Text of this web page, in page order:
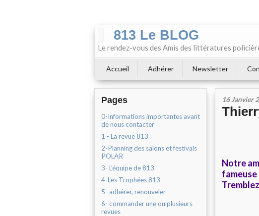
813 Le BLOG
Le rendez-vous des Amis des littératures
Accueil Adhérer Newsletter
Pages
0-Informations importantes avant
de nous contacter
1 - La revue 813
2-Planning des salons et festivals
POLAR
3- L'équipe de 813
4-Les Trophées 813
5- adhérer, renouveler
6- commander une ou plusieurs
revues
16 Janvier
Notre
fameuse